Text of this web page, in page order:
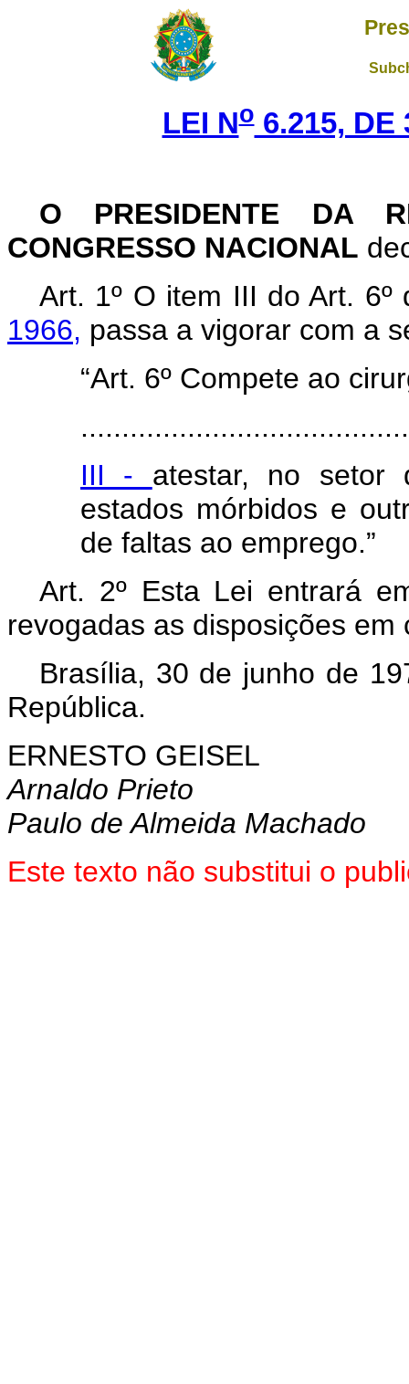
LEI No6.215, DE
O PRESIDENTE DA
CONGRESSO NACIONAL
Art. 1º O item III do Art.
1966, passa a vigorar com a
“Art. 6º Compete ao
III - atestar, no setor
estados mórbidos e
de faltas ao emprego.”
Art. 2º Esta Lei entrará
revogadas as disposições em
Brasília, 30 de junho de
República.
ERNESTO GEISEL
Arnaldo Prieto
Paulo de Almeida Machado
Este texto não substitui o